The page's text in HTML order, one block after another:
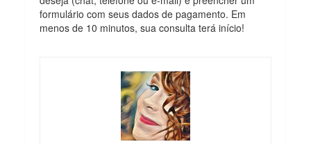
formulário com seus dados de pagamento. Em
menos de 10 minutos, sua consulta terá início!